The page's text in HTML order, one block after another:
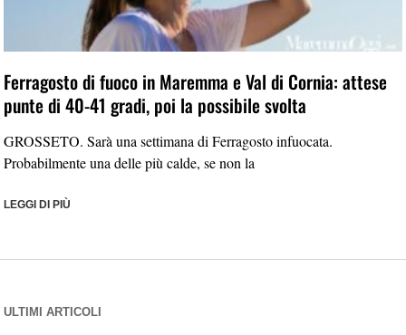
Ferragosto di fuoco in Maremma e Val di Cornia: attese
punte di 40-41 gradi, poi la possibile svolta
GROSSETO. Sarà una settimana di Ferragosto infuocata.
Probabilmente una delle più calde, se non la
LEGGI DI PIÙ
ULTIMI ARTICOLI